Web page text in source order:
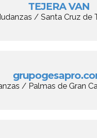
TEJERA VAN
/ Santa Cruz de
/ Palmas de Gran